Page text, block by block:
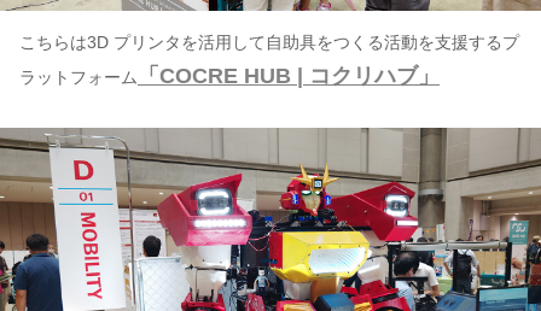
こちらは3D プリンタを活用して自助具をつくる活動を支援するプ
ラットフォーム
「COCRE HUB | コクリハブ」